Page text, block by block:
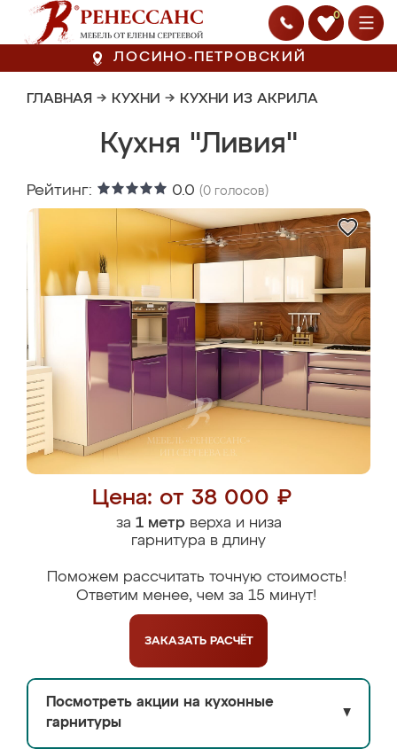
0
ЛОСИНО-ПЕТРОВСКИЙ
ГЛАВНАЯ → КУХНИ → КУХНИ ИЗ АКРИЛА
Кухня "Ливия"
Рейтинг: 0.0 (0 голосов)
Цена: от 38 000 ₽
за 1 метрверха и низа
гарнитура в длину
Поможем рассчитать точную стоимость!
Ответим менее, чем за 15 минут!
ЗАКАЗАТЬ РАСЧЁТ
Посмотреть акции на кухонные
гарнитуры
▼